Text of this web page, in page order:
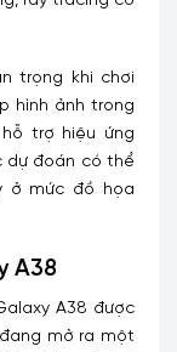
trọng khi chơi
hình ảnh trong
trợ hiệu ứng
dự đoán có thể
ở mức đồ họa
A38
A38 được
mở ra một